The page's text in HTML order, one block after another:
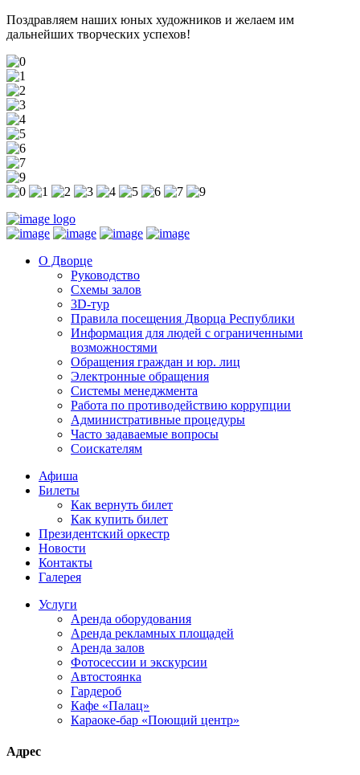
Поздравляем наших юных художников и желаем им
дальнейших творческих успехов!
О Дворце
Руководство
Схемы залов
3D-тур
Правила посещения Дворца Республики
Информация для людей с ограниченными
возможностями
Обращения граждан и юр. лиц
Электронные обращения
Системы менеджмента
Работа по противодействию коррупции
Административные процедуры
Часто задаваемые вопросы
Соискателям
Афиша
Билеты
Как вернуть билет
Как купить билет
Президентский оркестр
Новости
Контакты
Галерея
Услуги
Аренда оборудования
Аренда рекламных площадей
Аренда залов
Фотосессии и экскурсии
Автостоянка
Гардероб
Кафе «Палац»
Караоке-бар «Поющий центр»
Адрес